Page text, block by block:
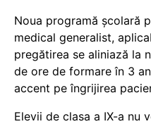
Noua programă școlară
medical generalist,
pregătirea se aliniază la
de ore de formare în 3
accent pe îngrijirea
Elevii de clasa a IX-a nu